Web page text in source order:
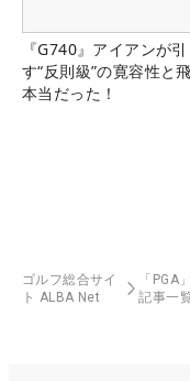
『G740』アイアンが
す“反則級”の寛容性と
本当だった！
ゴルフ総合サイ
ト ALBA Net
「PGA
記事一